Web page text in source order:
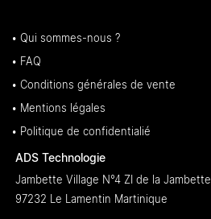
• Qui sommes-nous ?
• FAQ
• Conditions générales de vente
• Mentions légales
• Politique de confidentialié
ADS Technologie
Jambette Village N°4 ZI de la Jambette
97232 Le Lamentin Martinique